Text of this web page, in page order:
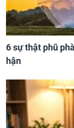
6 sự thật phũ
hận